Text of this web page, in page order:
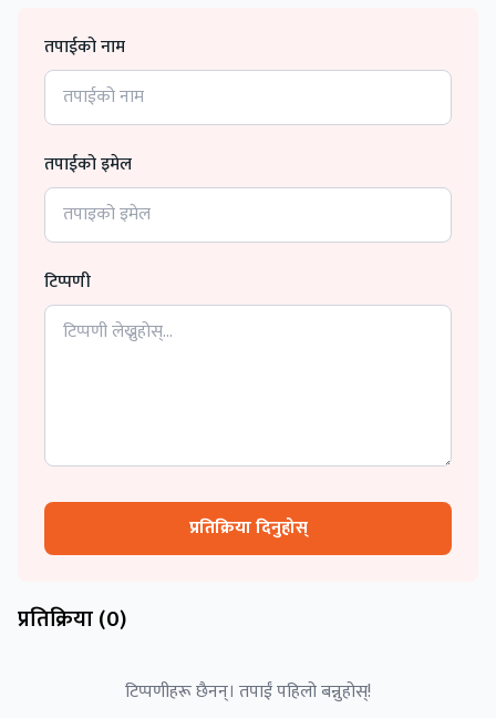
तपाईको नाम
तपाईको इमेल
टिप्पणी
प्रतिक्रिया दिनुहोस्
प्रतिक्रिया (0)
टिप्पणीहरू छैनन्। तपाईं पहिलो बन्नुहोस्!